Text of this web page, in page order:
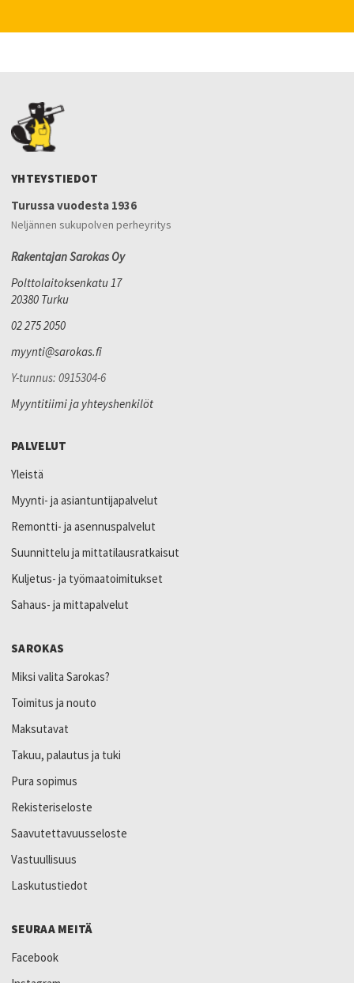
YHTEYSTIEDOT
Turussa vuodesta 1936
Neljännen sukupolven perheyritys
Rakentajan Sarokas Oy
Polttolaitoksenkatu 17
20380 Turku
02 275 2050
myynti@sarokas.fi
Y-tunnus: 0915304-6
Myyntitiimi ja yhteyshenkilöt
PALVELUT
Yleistä
Myynti- ja asiantuntijapalvelut
Remontti- ja asennuspalvelut
Suunnittelu ja mittatilausratkaisut
Kuljetus- ja työmaatoimitukset
Sahaus- ja mittapalvelut
SAROKAS
Miksi valita Sarokas?
Toimitus ja nouto
Maksutavat
Takuu, palautus ja tuki
Pura sopimus
Rekisteriseloste
Saavutettavuusseloste
Vastuullisuus
Laskutustiedot
SEURAA MEITÄ
Facebook